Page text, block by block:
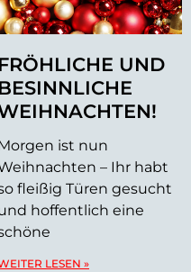
FRÖHLICHE UND
BESINNLICHE
ist nun
– Ihr habt
fleißig Türen gesucht
hoffentlich eine
LESEN »